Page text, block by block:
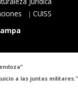
CUISS
a las juntas militares."